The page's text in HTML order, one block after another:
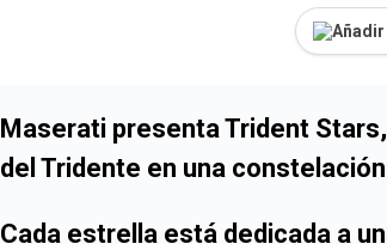
Maserati presenta Trident
del Tridente en una
Cada estrella está dedicada a